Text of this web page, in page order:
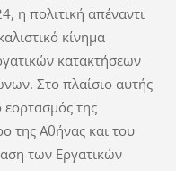
η πολιτική απέναντι
κίνημα
κατακτήσεων
Στο πλαίσιο αυτής
εορτασμός της
της Αθήνας και του
των Εργατικών